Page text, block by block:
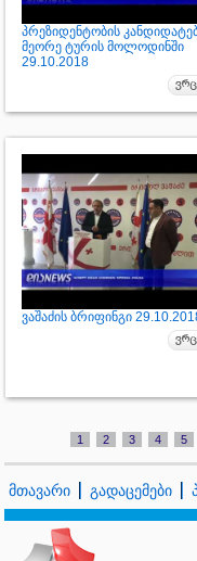
პრეზიდენტობის
მეორე ტურის მოლოდინში
29.10.2018
ვაშაძის ბრიფინგი
1 2 3 4 5
მთავარი გადაცემები